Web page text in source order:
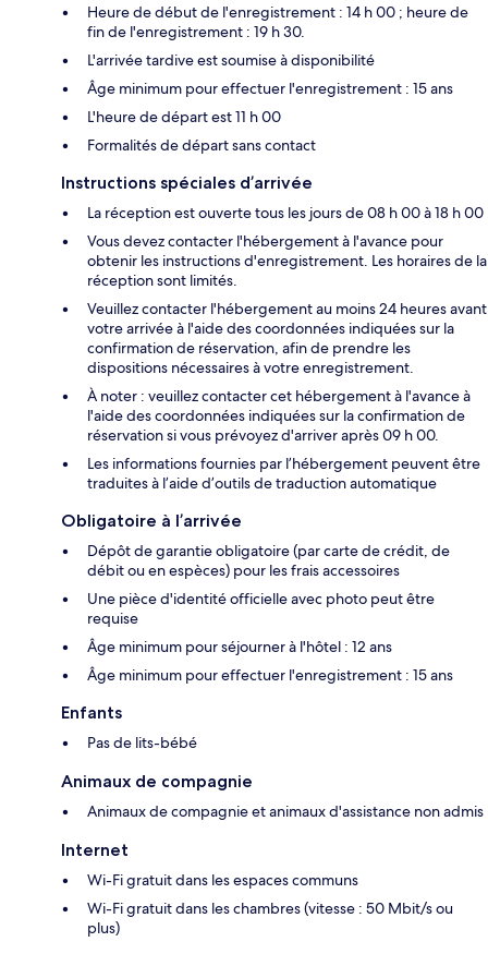
Heure de début de l'enregistrement : 14 h 00 ; heure de
fin de l'enregistrement : 19 h 30.
L'arrivée tardive est soumise à disponibilité
Âge minimum pour effectuer l'enregistrement : 15 ans
L'heure de départ est 11 h 00
Formalités de départ sans contact
Instructions spéciales d’arrivée
La réception est ouverte tous les jours de 08 h 00 à 18 h 00
Vous devez contacter l'hébergement à l'avance pour
obtenir les instructions d'enregistrement. Les horaires de la
réception sont limités.
Veuillez contacter l'hébergement au moins 24 heures avant
votre arrivée à l'aide des coordonnées indiquées sur la
confirmation de réservation, afin de prendre les
dispositions nécessaires à votre enregistrement.
À noter : veuillez contacter cet hébergement à l'avance à
l'aide des coordonnées indiquées sur la confirmation de
réservation si vous prévoyez d'arriver après 09 h 00.
Les informations fournies par l’hébergement peuvent être
traduites à l’aide d’outils de traduction automatique
Obligatoire à l’arrivée
Dépôt de garantie obligatoire (par carte de crédit, de
débit ou en espèces) pour les frais accessoires
Une pièce d'identité officielle avec photo peut être
requise
Âge minimum pour séjourner à l'hôtel : 12 ans
Âge minimum pour effectuer l'enregistrement : 15 ans
Enfants
Pas de lits-bébé
Animaux de compagnie
Animaux de compagnie et animaux d'assistance non admis
Internet
Wi-Fi gratuit dans les espaces communs
Wi-Fi gratuit dans les chambres (vitesse : 50 Mbit/s ou
plus)